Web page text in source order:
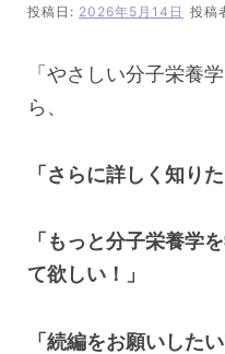
投稿日: 2026年5月14日 投稿
「やさしい分子栄養
ら、
「さらに詳しく知り
「もっと分子栄養学
て欲しい！」
「続編をお願いしたい